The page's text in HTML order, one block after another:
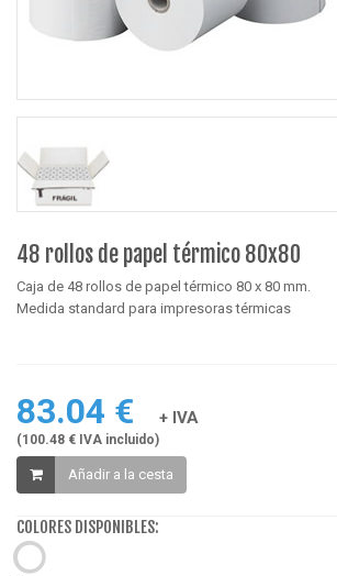
48 rollos de papel térmico 80x80
Caja de 48 rollos de papel térmico 80 x 80 mm.
Medida standard para impresoras térmicas
83.04 € + IVA
(100.48 € IVA incluido)
Añadir a la cesta
COLORES DISPONIBLES: